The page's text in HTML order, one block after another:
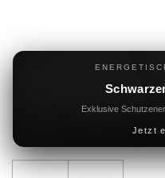
Exklusive
Jetzt